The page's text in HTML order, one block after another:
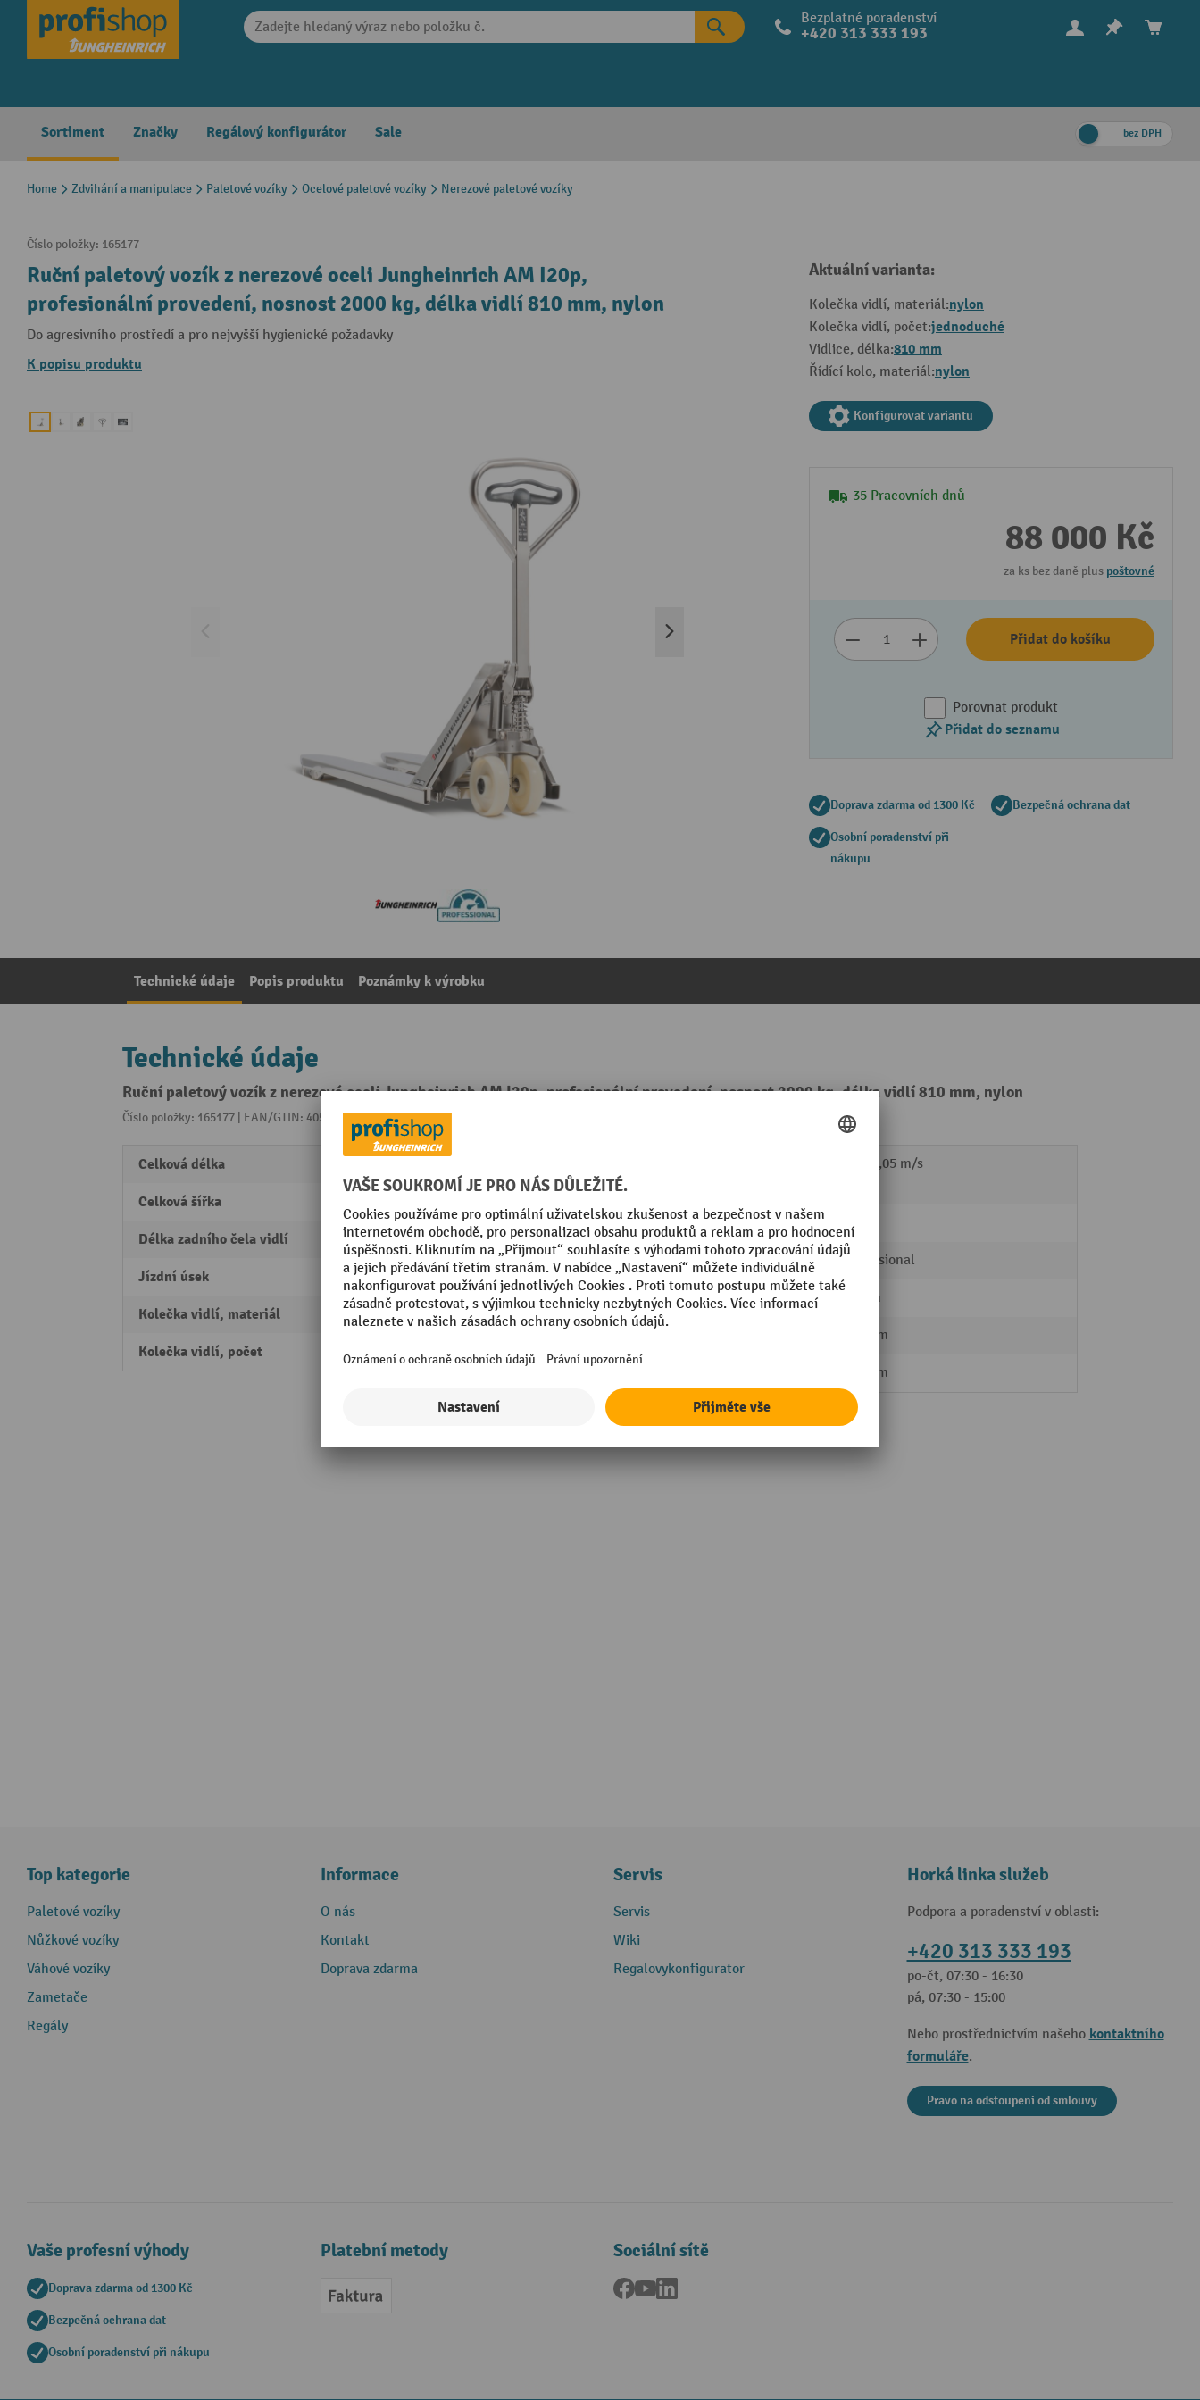
Skip to main navigation Bezplatné poradenství
+420 313 333 193
Sortiment Značky Regálový konfigurátor Sale bez DPH
Home Zdvihání a manipulace Paletové vozíky Ocelové paletové vozíky Nerezové paletové vozíky
Číslo položky: 165177
Ruční paletový vozík z nerezové oceli Jungheinrich AM I20p,
profesionální provedení, nosnost 2000 kg, délka vidlí 810 mm, nylon
Do agresivního prostředí a pro nejvyšší hygienické požadavky
K popisu produktu
Aktuální varianta:
Kolečka vidlí, materiál:nylon
Kolečka vidlí, počet:jednoduché
Vidlice, délka:810 mm
Řídící kolo, materiál:nylon
Konfigurovat variantu
35 Pracovních dnů
88 000 Kč
za ks bez daně plus poštovné
Přidat do košíku
Porovnat produkt
Přidat do seznamu
Doprava zdarma od 1300 Kč Bezpečná ochrana dat
Osobní poradenství při
nákupu
Technické údaje Popis produktu Poznámky k výrobku
Technické údaje
Ruční paletový vozík z nerezové oceli Jungheinrich AM I20p, profesionální provedení, nosnost 2000 kg, délka vidlí 810 mm, nylon
Číslo položky: 165177 | EAN/GTIN: 4055091186924Z kategorie:
Celková délka
Celková šířka
Délka zadního čela vidlí 335 mm
Jízdní úsek Krátká trať
Kolečka vidlí, materiál nylon
Kolečka vidlí, počet jednoduché
bez nákladu
0,1 / 0,05 m/s
Rychlý zdvih Ano
Segmentu Professional
Světlost podlahy 38 mm
405 mm
810 mm
Top kategorie
Paletové vozíky
Nůžkové vozíky
Váhové vozíky
Zametače
Regály
Informace
O nás
Kontakt
Doprava zdarma
Servis
Servis
Wiki
Regalovykonfigurator
Horká linka služeb
Podpora a poradenství v oblasti:
+420 313 333 193
po-čt, 07:30 - 16:30
pá, 07:30 - 15:00
Nebo prostřednictvím našeho kontaktního
formuláře.
Pravo na odstoupeni od smlouvy
Vaše profesní výhody
Doprava zdarma od 1300 Kč
Bezpečná ochrana dat
Osobní poradenství při nákupu
Platební metody
Faktura
Sociální sítě
Facebook
YouTube